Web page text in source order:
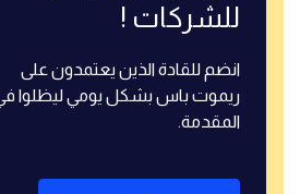
للشركات !
انضم للقادة الذين يعتمدون على
ريموت باس بشكل يومي ليظلوا
المقدمة.